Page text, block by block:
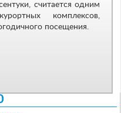
считается одним
комплексов,
посещения.